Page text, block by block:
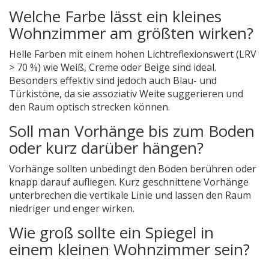
Welche Farbe lässt ein kleines
Wohnzimmer am größten wirken?
Helle Farben mit einem hohen Lichtreflexionswert (LRV
> 70 %) wie Weiß, Creme oder Beige sind ideal.
Besonders effektiv sind jedoch auch Blau- und
Türkistöne, da sie assoziativ Weite suggerieren und
den Raum optisch strecken können.
Soll man Vorhänge bis zum Boden
oder kurz darüber hängen?
Vorhänge sollten unbedingt den Boden berühren oder
knapp darauf aufliegen. Kurz geschnittene Vorhänge
unterbrechen die vertikale Linie und lassen den Raum
niedriger und enger wirken.
Wie groß sollte ein Spiegel in
einem kleinen Wohnzimmer sein?